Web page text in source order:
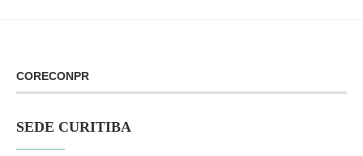
CORECONPR
SEDE CURITIBA